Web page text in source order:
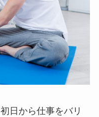
初日から仕事をバリ